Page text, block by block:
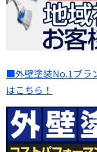
■外壁塗装No.1ブラ
はこちら！